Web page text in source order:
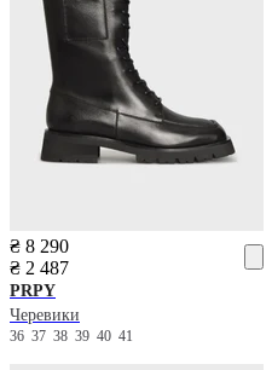
₴ 8 290
₴ 2 487
PRPY
Черевики
36 37 38 39 40 41